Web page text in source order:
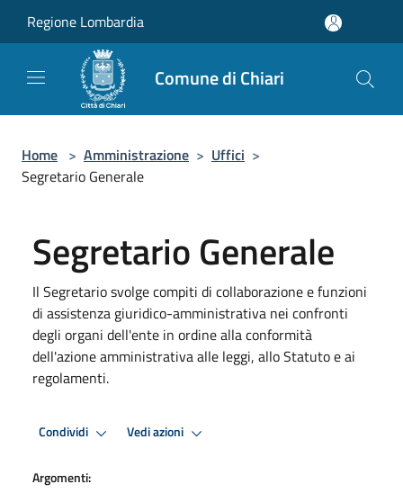
Regione Lombardia
Comune di Chiari
Home > Amministrazione > Uffici >
Segretario Generale
Segretario Generale
Il Segretario svolge compiti di collaborazione e funzioni
di assistenza giuridico-amministrativa nei confronti
degli organi dell'ente in ordine alla conformità
dell'azione amministrativa alle leggi, allo Statuto e ai
regolamenti.
Condividi Vedi azioni
Argomenti: